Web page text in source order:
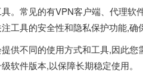
。常见的有VPN客户端、代理软
工具的安全性和隐私保护功能,确
供不同的使用方式和工具,因此
软件版本,以保障长期稳定使用。